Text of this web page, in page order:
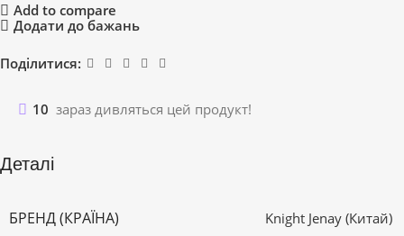
Add to compare
Додати до бажань
Поділитися:
10 зараз дивляться цей продукт!
Деталі
БРЕНД (КРАЇНА) Knight Jenay (Китай)